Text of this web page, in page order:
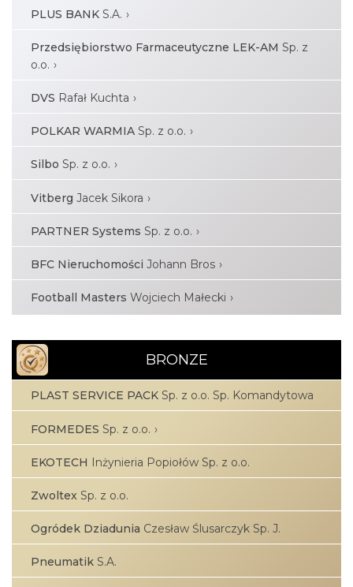
PLUS BANK S.A.
Przedsiębiorstwo Farmaceutyczne LEK-AM Sp. z
o.o.
DVS Rafał Kuchta
POLKAR WARMIA Sp. z o.o.
Silbo Sp. z o.o.
Vitberg Jacek Sikora
PARTNER Systems Sp. z o.o.
BFC Nieruchomości Johann Bros
Football Masters Wojciech Małecki
BRONZE
PLAST SERVICE PACK Sp. z o.o. Sp. Komandytowa
FORMEDES Sp. z o.o.
EKOTECH Inżynieria Popiołów Sp. z o.o.
Zwoltex Sp. z o.o.
Ogródek Dziadunia Czesław Ślusarczyk Sp. J.
Pneumatik S.A.